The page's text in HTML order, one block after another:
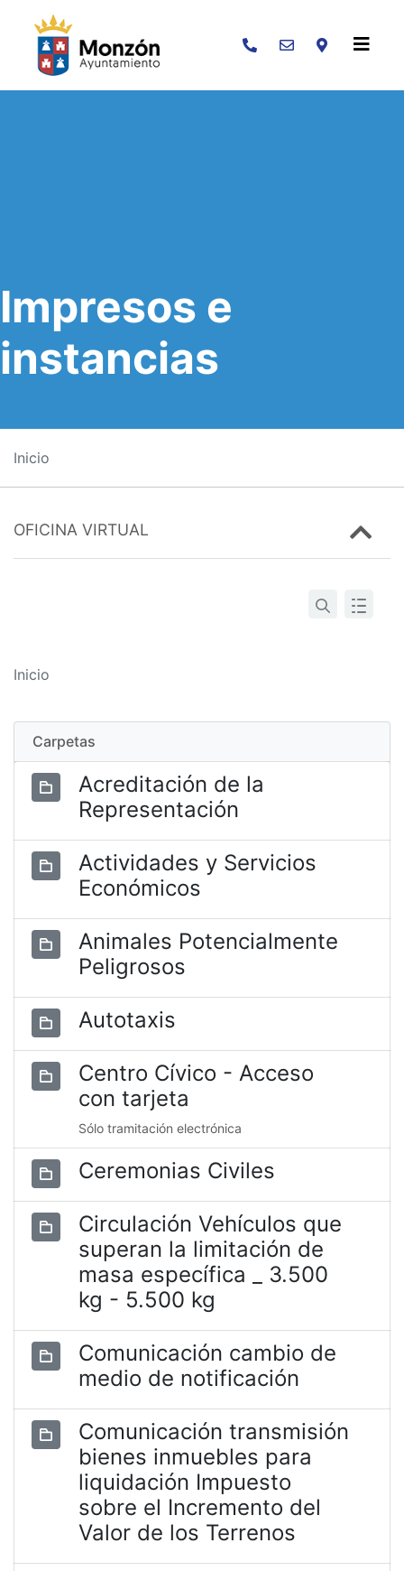
Buscar
Impresos e
instancias
Inicio
OFICINA VIRTUAL
Inicio
Carpetas
Acreditación de la
Representación
Actividades y Servicios
Económicos
Animales Potencialmente
Peligrosos
Autotaxis
Centro Cívico - Acceso
con tarjeta
Sólo tramitación electrónica
Ceremonias Civiles
Circulación Vehículos que
superan la limitación de
masa específica _ 3.500
kg - 5.500 kg
Comunicación cambio de
medio de notificación
Comunicación transmisión
bienes inmuebles para
liquidación Impuesto
sobre el Incremento del
Valor de los Terrenos